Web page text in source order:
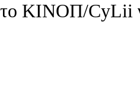
ΚΙΝOΠ/CyLii